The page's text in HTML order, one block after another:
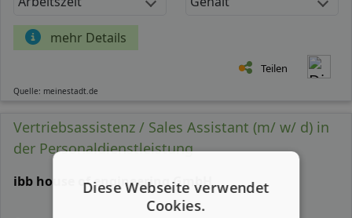
mehr Details
Teilen
Quelle: meinestadt.de
Vertriebsassistenz / Sales Assistant (m/ w/ d) in
der Personaldienstleistung
ibb house of engineering GmbH
Diese Webseite verwendet
Cookies.